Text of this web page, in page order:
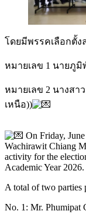
โดยมีพรรคเลือกตั้ง
หมายเลข 1 นายภู
หมายเลข 2 นางสา
เหนือ))
On Friday,
Wachirawit Chiang
activity for the
Academic Year 2026.
A total of two parties
No. 1: Mr. Phumipat